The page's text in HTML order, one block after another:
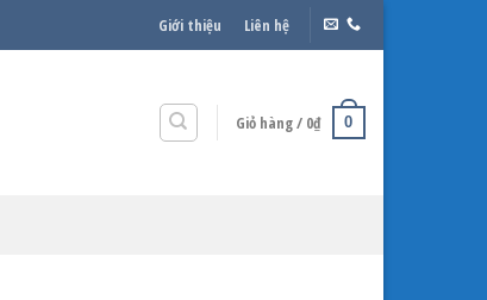
Giới thiệu Liên hệ
Giỏ hàng / 0₫ 0